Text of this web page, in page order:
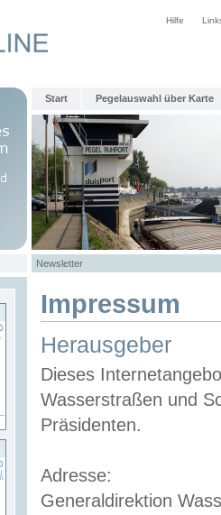
Hilfe
Start Pegelauswahl über Karte
Newsletter
Impressum
Herausgeber
Dieses
Wasserstraßen und
Präsidenten.
Adresse:
Generaldirektion